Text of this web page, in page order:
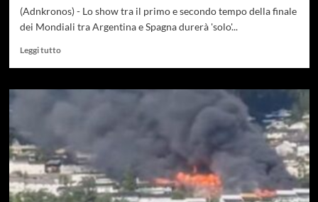
(Adnkronos) - Lo show tra il primo e secondo tempo della finale
dei Mondiali tra Argentina e Spagna durerà 'solo'...
Leggi tuttoLeggi
su
Finale
lo
show
all’intervallo
durerà